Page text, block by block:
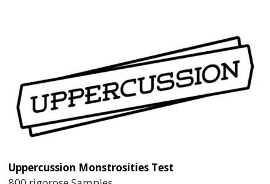
Uppercussion Monstrosities Test